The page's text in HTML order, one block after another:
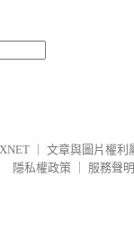
文章與圖片權利
隱私權政策
服務聲明